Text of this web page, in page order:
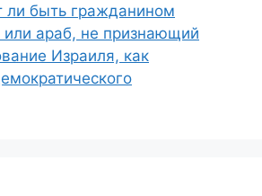
быть гражданином
или араб, не признающий
Израиля, как